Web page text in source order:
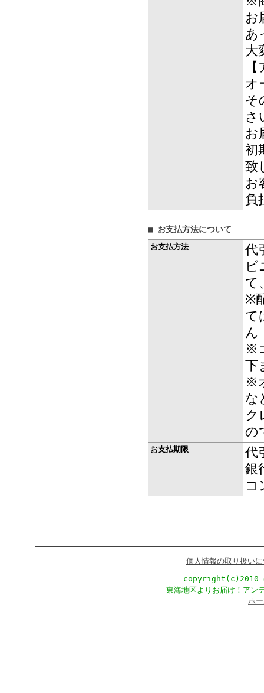
お
あ
大
オ
そ
さ
お
初
致
お
負
■ お支払方法について
お支払方法
代
ビ
て
※
て
ん
※
下
※
な
ク
の
お支払期限
代
銀
コ
個人情報の取り扱い
copyright(c)2010
東海地区よりお届け！アン
ホ